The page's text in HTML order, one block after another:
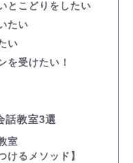
とこどりをしたい
たい
い
を受けたい！
話教室3選
室
けるメソッド】